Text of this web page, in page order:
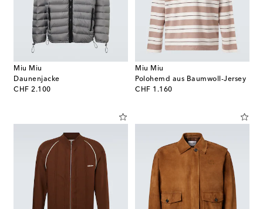
Miu Miu
Daunenjacke
CHF 2.100
original price
Miu Miu
Polohemd aus Baumwoll-Jersey
CHF 1.160
original price